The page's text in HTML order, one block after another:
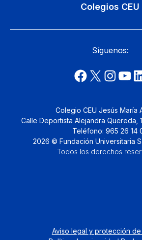
Colegios CEU
Síguenos:
Colegio CEU Jesús María
Calle Deportista Alejandra Quereda,
Teléfono: 965 26 14
2026 © Fundación Universitaria
Todos los derechos
Aviso legal y protección